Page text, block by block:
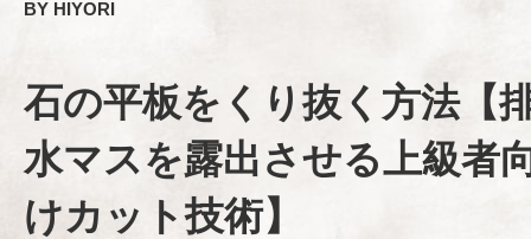
BY HIYORI
石の平板をくり抜く方法【
水マスを露出させる上級者
けカット技術】